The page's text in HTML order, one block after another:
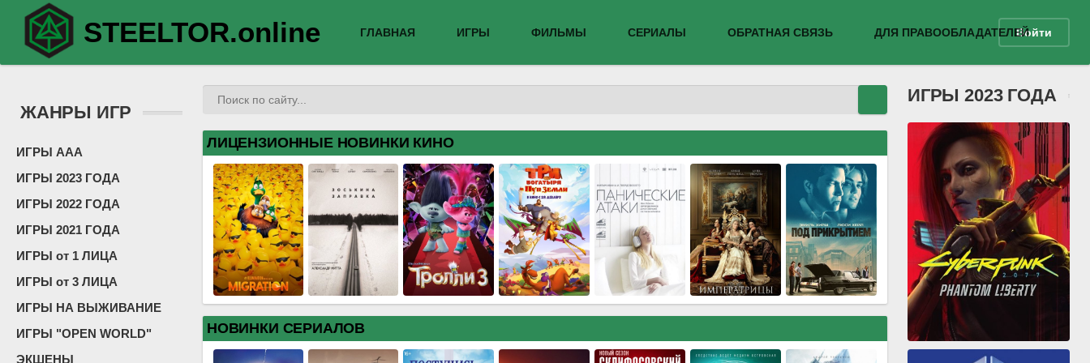
STEELTOR.online ГЛАВНАЯ ИГРЫ ФИЛЬМЫ СЕРИАЛЫ ОБРАТНАЯ СВЯЗЬ ДЛЯ ПРАВООБЛАДАТЕЛЕЙВойти
ЖАНРЫ ИГР
ИГРЫ ААА
ИГРЫ 2023 ГОДА
ИГРЫ 2022 ГОДА
ИГРЫ 2021 ГОДА
ИГРЫ от 1 ЛИЦА
ИГРЫ от 3 ЛИЦА
ИГРЫ НА ВЫЖИВАНИЕ
ИГРЫ "OPEN WORLD"
ЭКШЕНЫ
ЛИЦЕНЗИОННЫЕ НОВИНКИ КИНО
НОВИНКИ СЕРИАЛОВ
ИГРЫ 2023 ГОДА